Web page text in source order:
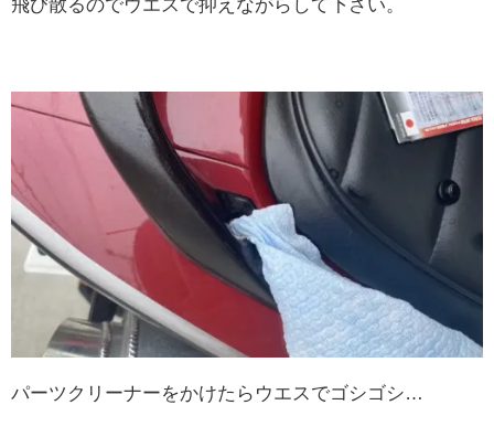
飛び散るのでウエスで抑えながらして下さい。
パーツクリーナーをかけたらウエスでゴシゴシ…